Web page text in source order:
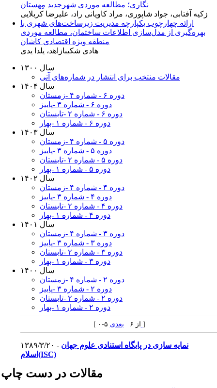
نگاری؛ مطالعه موردی شهرجدید مِهستان
زکیه آفتابی، جواد شاپوری، مراد کاویانی راد، علیرضا کربلایی
ارائه چهارچوب یکپارچه مدیریت زیرساخت‌های شهری با
بهره‌گیری از مدل‌سازی اطلاعات ساختمان، مطالعه موردی
منطقه ویژه اقتصادی کاشان
هادی شکیبازاهد، یلدا یدی
سال ۱۳۰۰
مقالات منتخب برای انتشار در شماره‌های آتی
سال ۱۴۰۴
دوره ۶ - شماره ۴ -زمستان
دوره ۶ - شماره ۳ -پاییز
دوره ۶ - شماره ۲ -تابستان
دوره ۶ - شماره ۱ -بهار
سال ۱۴۰۳
دوره ۵ - شماره ۴ -زمستان
دوره ۵ - شماره ۳ -پاییز
دوره ۵ - شماره ۲ -تابستان
دوره ۵ - شماره ۱ -بهار
سال ۱۴۰۲
دوره ۴ - شماره ۴ -زمستان
دوره ۴ - شماره ۳ -پاییز
دوره ۴ - شماره ۲ -تابستان
دوره ۴ - شماره ۱ -بهار
سال ۱۴۰۱
دوره ۳ - شماره ۴ -زمستان
دوره ۳ - شماره ۳ -پاییز
دوره ۳ - شماره ۲ -تابستان
دوره ۳ - شماره ۱ -بهار
سال ۱۴۰۰
دوره ۲ - شماره ۴ -زمستان
دوره ۲ - شماره ۳ -پاییز
دوره ۲ - شماره ۲ -تابستان
دوره ۲ - شماره ۱ -بهار
[ ۰-۵ از ۶ ]
۱۳۸۹/۳/۲۰ - نمایه سازی در پایگاه استنادی علوم جهان
اسلام(ISC)
مقالات در دست چاپ